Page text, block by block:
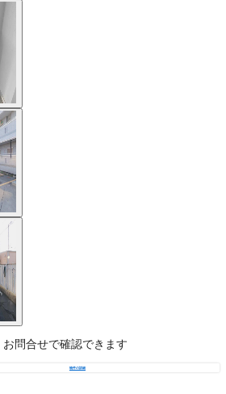
問合せで確認できます
物件の詳細